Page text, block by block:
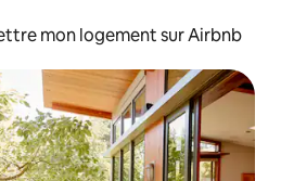
mon logement sur Airbnb